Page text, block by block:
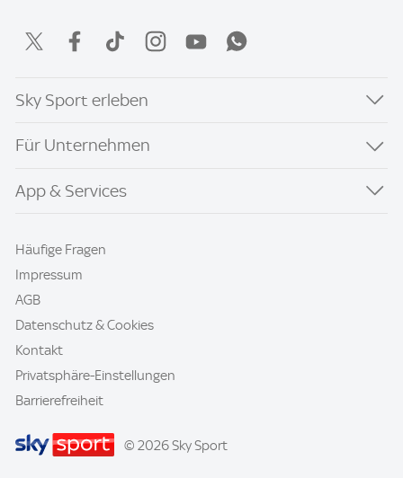
Sky Sport erleben
Für Unternehmen
App & Services
Häufige Fragen
Impressum
AGB
Datenschutz & Cookies
Kontakt
Privatsphäre-Einstellungen
Barrierefreiheit
© 2026 Sky Sport